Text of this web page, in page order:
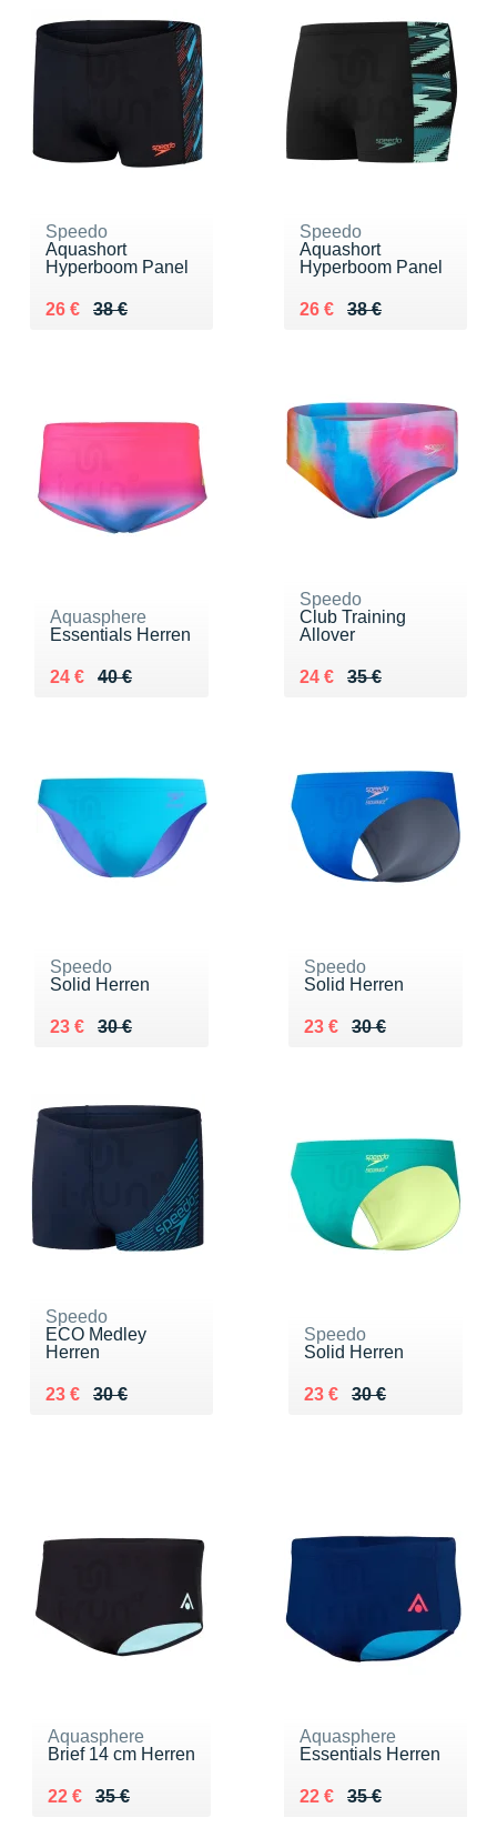
Speedo
Aquashort
Hyperboom Panel
38 €
Au lieu de 38 €
26 €
Vendu 26 €
Speedo
Aquashort
Hyperboom Panel
38 €
Au lieu de 38 €
26 €
Vendu 26 €
Aquasphere
Essentials Herren
40 €
Au lieu de 40 €
24 €
Vendu 24 €
Speedo
Club Training
Allover
35 €
Au lieu de 35 €
24 €
Vendu 24 €
Speedo
Solid Herren
30 €
Au lieu de 30 €
23 €
Vendu 23 €
Speedo
Solid Herren
30 €
Au lieu de 30 €
23 €
Vendu 23 €
Speedo
ECO Medley
Herren
30 €
Au lieu de 30 €
23 €
Vendu 23 €
Speedo
Solid Herren
30 €
Au lieu de 30 €
23 €
Vendu 23 €
Aquasphere
Brief 14 cm Herren
35 €
Au lieu de 35 €
22 €
Vendu 22 €
Aquasphere
Essentials Herren
35 €
Au lieu de 35 €
22 €
Vendu 22 €